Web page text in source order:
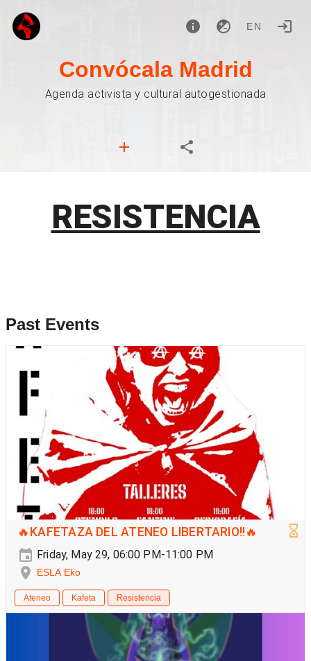
EN
Convócala Madrid
Agenda activista y cultural autogestionada
RESISTENCIA
Past Events
🔥KAFETAZA DEL ATENEO LIBERTARIO!!🔥
Friday, May 29, 06:00 PM-11:00 PM
ESLA Eko
Ateneo Kafeta Resistencia